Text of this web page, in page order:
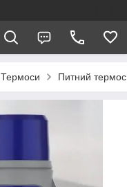
Термоси Питний